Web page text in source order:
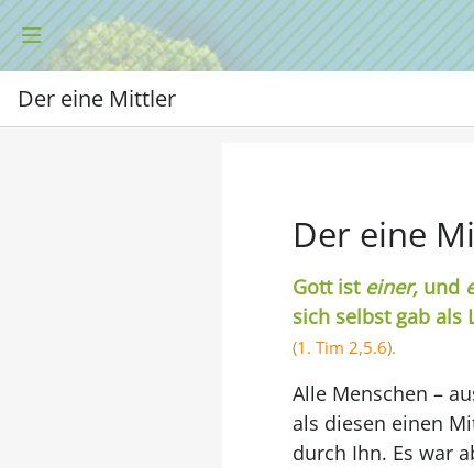
Der eine Mittler
Der eine
Gott ist einer,und
sich selbst gab als
(1. Tim 2,5.6).
Alle Menschen –
als diesen einen
durch Ihn. Es war